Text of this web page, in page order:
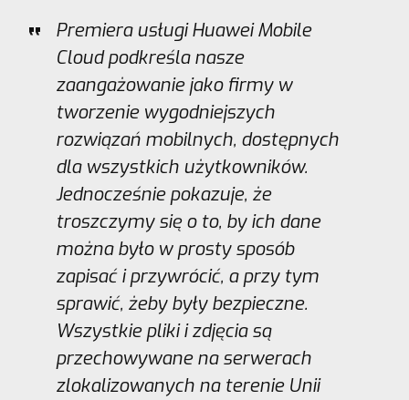
Premiera usługi Huawei Mobile
Cloud podkreśla nasze
zaangażowanie jako firmy w
tworzenie wygodniejszych
rozwiązań mobilnych, dostępnych
dla wszystkich użytkowników.
Jednocześnie pokazuje, że
troszczymy się o to, by ich dane
można było w prosty sposób
zapisać i przywrócić, a przy tym
sprawić, żeby były bezpieczne.
Wszystkie pliki i zdjęcia są
przechowywane na serwerach
zlokalizowanych na terenie Unii